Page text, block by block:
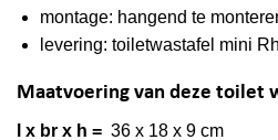
montage: hangend te
levering: toiletwastafel mini
Maatvoering van deze toilet
l x br x h = 36 x 18 x 9 cm